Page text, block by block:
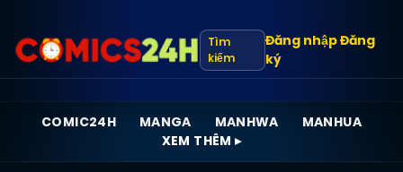
Tìm
kiếm
Đăng nhậpĐăng
ký
COMIC24H MANGA MANHWA
MANHUA
XEM THÊM ▸